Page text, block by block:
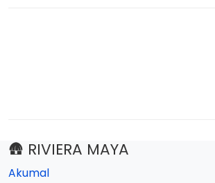
🛖 RIVIERA MAYA
Akumal